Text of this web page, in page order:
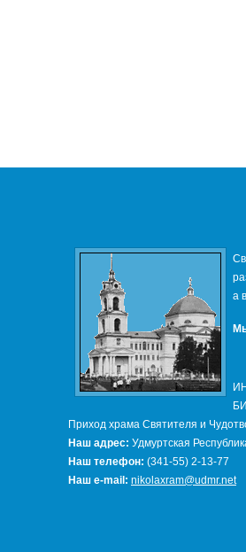
а
Приход храма Святителя и
Наш адрес: Удмуртская
Наш телефон: (341-55) 2-13-77
Наш e-mail: nikolaxram@udmr.net